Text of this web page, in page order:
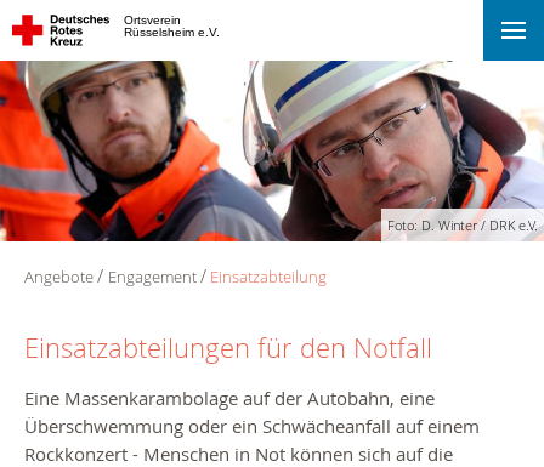
Ortsverein
Rüsselsheim e.V.
Foto: D. Winter / DRK e.V.
Angebote Engagement Einsatzabteilung
Einsatzabteilungen für den Notfall
Eine Massenkarambolage auf der Autobahn, eine
Überschwemmung oder ein Schwächeanfall auf einem
Rockkonzert - Menschen in Not können sich auf die